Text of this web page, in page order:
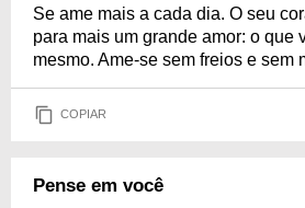
Se ame mais a cada dia. O seu
para mais um grande amor: o que
mesmo. Ame-se sem freios e sem
COPIAR
Pense em você